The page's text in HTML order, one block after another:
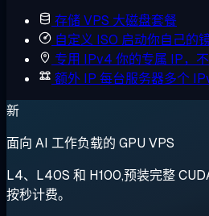
存储 VPS 大磁盘套餐
自定义 ISO 启动你自己的
专用 IPv4 你的专属 IP，
额外 IP 每台服务器多个
新
面向 AI 工作负载的 GPU VPS
L4、L40S 和 H100,预装完整
按秒计费。